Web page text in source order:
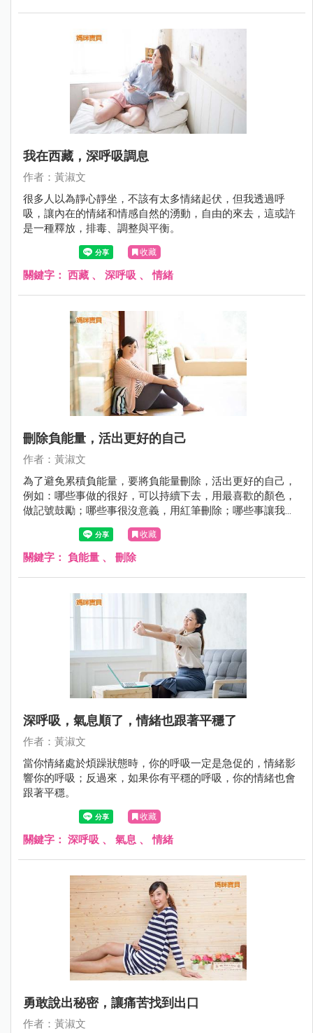
我在西藏，深呼吸調息
作者：黃淑文
很多人以為靜心靜坐，不該有太多情緒起伏，但我透過呼
吸，讓內在的情緒和情感自然的湧動，自由的來去，這或許
是一種釋放，排毒、調整與平衡。
收藏
關鍵字： 西藏 、 深呼吸 、情緒
刪除負能量，活出更好的自己
作者：黃淑文
為了避免累積負能量，要將負能量刪除，活出更好的自己，
例如：哪些事做的很好，可以持續下去，用最喜歡的顏色，
做記號鼓勵；哪些事很沒意義，用紅筆刪除；哪些事讓我不
舒服，如果再重來，怎麼做才會更好，就用藍筆修復。
收藏
關鍵字： 負能量 、 刪除
深呼吸，氣息順了，情緒也跟著平穩了
作者：黃淑文
當你情緒處於煩躁狀態時，你的呼吸一定是急促的，情緒影
響你的呼吸；反過來，如果你有平穩的呼吸，你的情緒也會
跟著平穩。
收藏
關鍵字： 深呼吸 、 氣息 、情緒
勇敢說出秘密，讓痛苦找到出口
作者：黃淑文